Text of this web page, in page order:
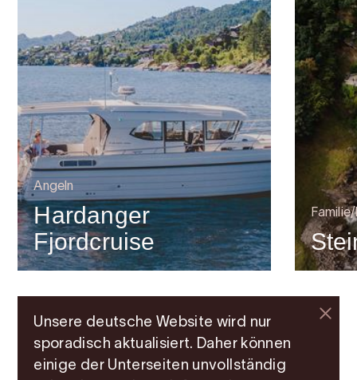
Angeln
Hardanger
Fjordcruise
Unsere deutsche Website wird nur
sporadisch aktualisiert. Daher können
einige der Unterseiten unvollständig